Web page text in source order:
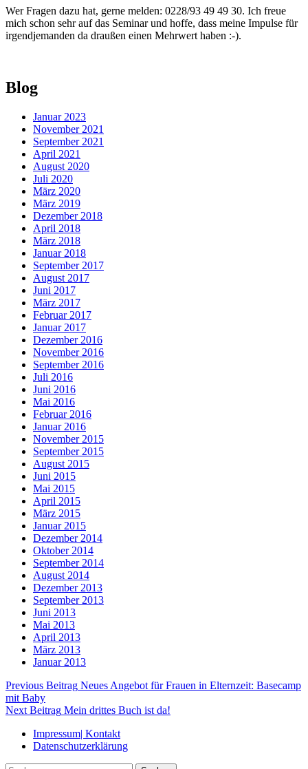
Wer Fragen dazu hat, gerne melden: 0228/93 49 49 30. Ich freue
mich schon sehr auf das Seminar und hoffe, dass meine Impulse für
irgendjemanden da draußen einen Mehrwert haben :-).
Skip
back
main
navigation
Blog
Januar 2023
November 2021
September 2021
April 2021
August 2020
Juli 2020
März 2020
März 2019
Dezember 2018
April 2018
März 2018
Januar 2018
September 2017
August 2017
Juni 2017
März 2017
Februar 2017
Januar 2017
Dezember 2016
November 2016
September 2016
Juli 2016
Juni 2016
Mai 2016
Februar 2016
Januar 2016
November 2015
September 2015
August 2015
Juni 2015
Mai 2015
April 2015
März 2015
Januar 2015
Dezember 2014
Oktober 2014
September 2014
August 2014
Dezember 2013
September 2013
Juni 2013
Mai 2013
April 2013
März 2013
Januar 2013
Beitragsnavigation
Previous Beitrag Neues Angebot für Frauen in Elternzeit: Basecamp
mit Baby
Next Beitrag Mein drittes Buch ist da!
Impressum| Kontakt
Datenschutzerklärung